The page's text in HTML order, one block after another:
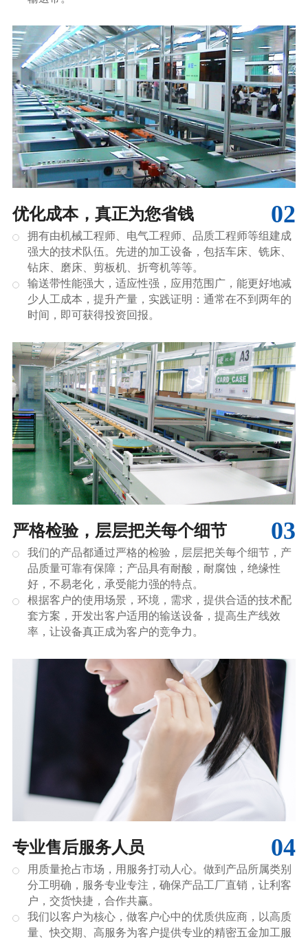
02
优化成本，真正为您省钱
拥有由机械工程师、电气工程师、品质工程师等组建成
强大的技术队伍。先进的加工设备，包括车床、铣床、
钻床、磨床、剪板机、折弯机等等。
输送带性能强大，适应性强，应用范围广，能更好地减
少人工成本，提升产量，实践证明：通常在不到两年的
时间，即可获得投资回报。
03
严格检验，层层把关每个细节
我们的产品都通过严格的检验，层层把关每个细节，产
品质量可靠有保障；产品具有耐酸，耐腐蚀，绝缘性
好，不易老化，承受能力强的特点。
根据客户的使用场景，环境，需求，提供合适的技术配
套方案，开发出客户适用的输送设备，提高生产线效
率，让设备真正成为客户的竞争力。
04
专业售后服务人员
用质量抢占市场，用服务打动人心。做到产品所属类别
分工明确，服务专业专注，确保产品工厂直销，让利客
户，交货快捷，合作共赢。
我们以客户为核心，做客户心中的优质供应商，以高质
量、快交期、高服务为客户提供专业的精密五金加工服